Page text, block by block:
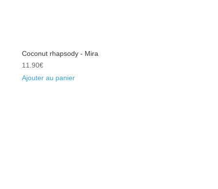
Coconut rhapsody - Mira
11.90€
Ajouter au panier